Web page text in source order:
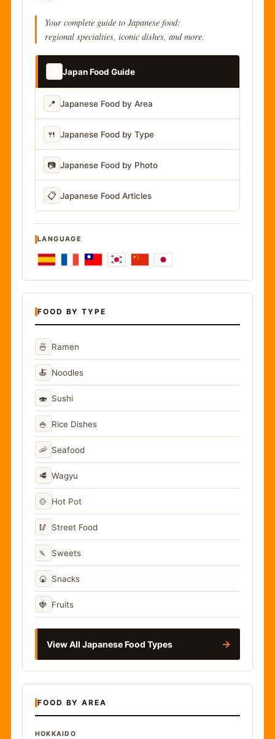
Your complete guide to Japanese food:
regional specialties, iconic dishes, and more.
Japan Food Guide
📍 Japanese Food by Area
🍴 Japanese Food by Type
📷 Japanese Food by Photo
📋 Japanese Food Articles
LANGUAGE
FOOD BY TYPE
🍜 Ramen
🍝 Noodles
🍣 Sushi
🍚 Rice Dishes
🦐 Seafood
🥩 Wagyu
🍲 Hot Pot
🥢 Street Food
🍡 Sweets
🍘 Snacks
🍓 Fruits
View All Japanese Food Types →
FOOD BY AREA
HOKKAIDO